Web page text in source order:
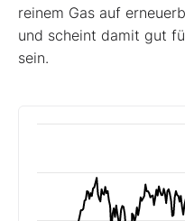
reinem Gas auf
und scheint damit gut
sein.